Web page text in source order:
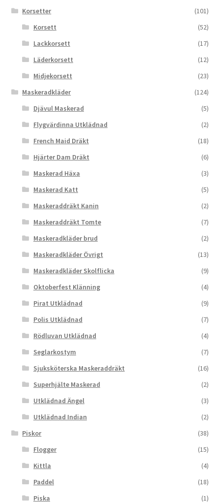
Korsetter
(101)
Korsett
(52)
Lackkorsett
(17)
Läderkorsett
(12)
Midjekorsett
(23)
Maskeradkläder
(124)
Djävul Maskerad
(5)
Flygvärdinna Utklädnad
(2)
French Maid Dräkt
(18)
Hjärter Dam Dräkt
(6)
Maskerad Häxa
(3)
Maskerad Katt
(5)
Maskeraddräkt Kanin
(2)
Maskeraddräkt Tomte
(7)
Maskeradkläder brud
(2)
Maskeradkläder Övrigt
(13)
Maskeradkläder Skolflicka
(9)
Oktoberfest Klänning
(4)
Pirat Utklädnad
(9)
Polis Utklädnad
(7)
Rödluvan Utklädnad
(4)
Seglarkostym
(7)
Sjuksköterska Maskeraddräkt
(16)
Superhjälte Maskerad
(2)
Utklädnad Ängel
(3)
Utklädnad Indian
(2)
Piskor
(38)
Flogger
(15)
Kittla
(4)
Paddel
(18)
Piska
(1)